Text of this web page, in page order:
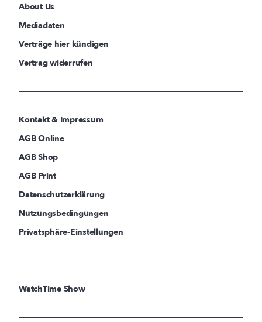
About Us
Mediadaten
Verträge hier kündigen
Vertrag widerrufen
Kontakt & Impressum
AGB Online
AGB Shop
AGB Print
Datenschutzerklärung
Nutzungsbedingungen
Privatsphäre-Einstellungen
WatchTime Show